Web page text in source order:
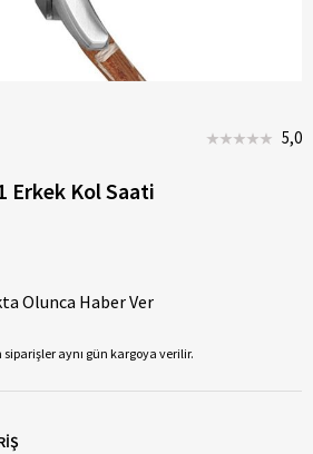
5,0
Erkek Kol Saati
Olunca Haber Ver
aynı gün kargoya verilir.